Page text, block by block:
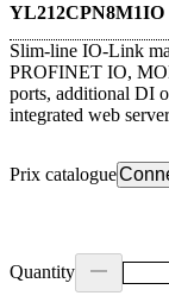
YL212CPN8M1IO
Slim-line IO-Link
PROFINET IO,
ports, additional DI
integrated web
Prix catalogue
Quantity